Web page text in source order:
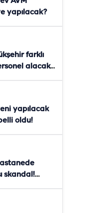
yapılacak?
farklı
alacak!
yapılacak
oldu!
skandal!